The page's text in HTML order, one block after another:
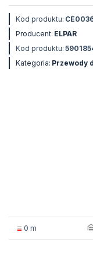
Kod produktu:
Producent: ELPAR
Kod produktu:
Kategoria: Przewody
0 m